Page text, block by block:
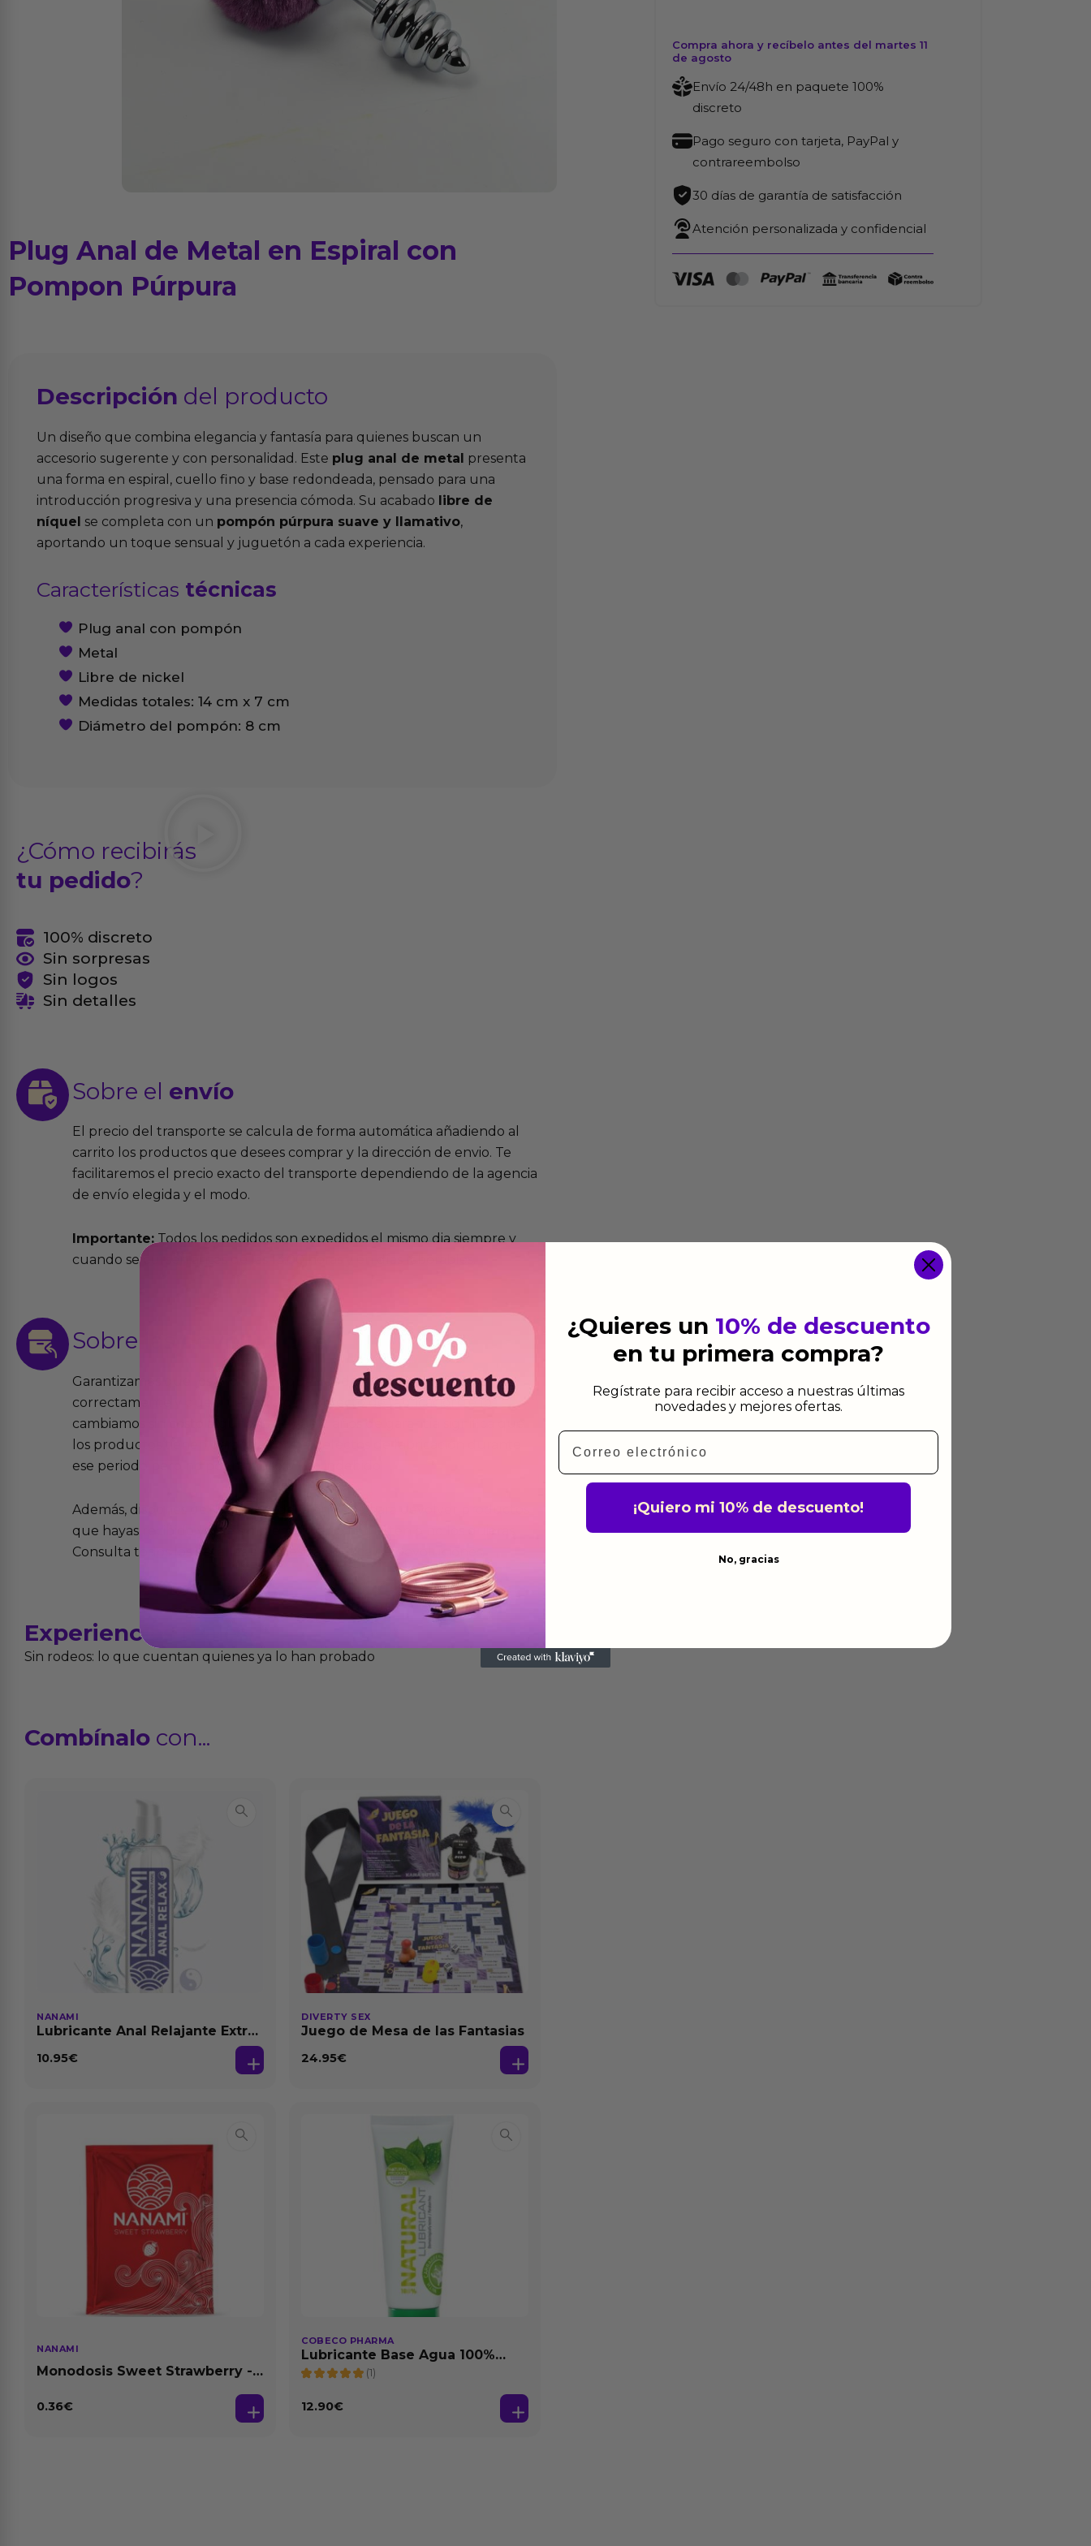
Plug Anal de Metal en Espiral con
Pompon Púrpura
Descripción del producto
Un diseño que combina elegancia y fantasía para quienes buscan un
accesorio sugerente y con personalidad. Este plug anal de metal presenta
una forma en espiral, cuello fino y base redondeada, pensado para una
introducción progresiva y una presencia cómoda. Su acabado libre de
níquel se completa con un pompón púrpura suave y llamativo,
aportando un toque sensual y juguetón a cada experiencia.
Características técnicas
Plug anal con pompón
Metal
Libre de nickel
Medidas totales: 14 cm x 7 cm
Diámetro del pompón: 8 cm
¿Cómo recibirás
tu pedido?
100% discreto
Sin sorpresas
Sin logos
Sin detalles
Sobre el envío
El precio del transporte se calcula de forma automática añadiendo al
carrito los productos que desees comprar y la dirección de envio. Te
facilitaremos el precio exacto del transporte dependiendo de la agencia
de envío elegida y el modo.
Importante:Todos los pedidos son expedidos el mismo dia siempre y
cuando se cursen antes de las 13:00 horas y en días laborables.
Sobre las devoluciones
Garantizamos que los productos que vendemos funcionan
correctamente y que si tienen algún defecto de fabricación te lo
cambiamos sin costo alguno. La ley de 2 años de garantía significa que
los productos tienen garantía contra defectos de fabricación durante
ese periodo pero no por mal uso o uso indebido.
Además, dispones de 15 días desde la entrega para devolver productos
que hayas recibido y que simplemente no te gusten o no los quieras.
Consulta todos los detalles en nuestra política de devoluciones.
Experiencias
Sin rodeos: lo que cuentan quienes ya lo han probado
Combínalo con...
NANAMI
Lubricante Anal Relajante Extra
10.95€
DIVERTY SEX
Juego de Mesa de las Fantasias
24.95€
NANAMI
Monodosis Sweet Strawberry -
0.36€
COBECO PHARMA
Lubricante Base Agua 100%
Natural 125 ml
(1)
12.90€
Compra ahora y recíbelo antes del martes 11
de agosto
Envío 24/48h en paquete 100%
discreto
Pago seguro con tarjeta, PayPal y
contrareembolso
30 días de garantía de satisfacción
Atención personalizada y confidencial
¿Quieres un 10% de descuento
en tu primera compra?
Regístrate para recibir acceso a nuestras últimas
novedades y mejores ofertas.
Email
¡Quiero mi 10% de descuento!
No, gracias